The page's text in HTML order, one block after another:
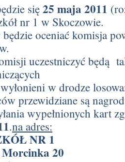
się25 maja 2011
nr 1 w Skoczowie.
oceniać komisja
uczestniczyć będą
w drodze
przewidziane są
wypełnionych kart
.na adres:
NR 1
20